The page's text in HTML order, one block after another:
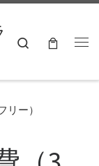
Search
リー）